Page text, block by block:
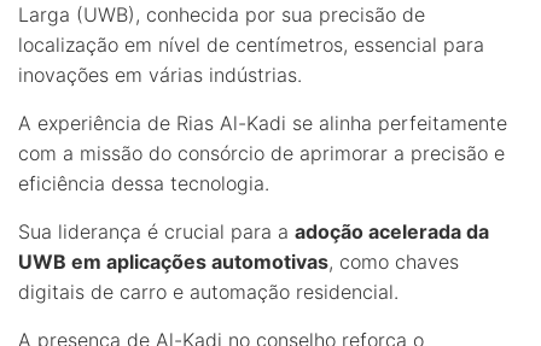
Larga (UWB), conhecida por sua precisão de
localização em nível de centímetros, essencial para
inovações em várias indústrias.
A experiência de Rias Al-Kadi se alinha perfeitamente
com a missão do consórcio de aprimorar a precisão e
eficiência dessa tecnologia.
Sua liderança é crucial para a adoção acelerada da
UWB em aplicações automotivas, como chaves
digitais de carro e automação residencial.
A presença de Al-Kadi no conselho reforça o